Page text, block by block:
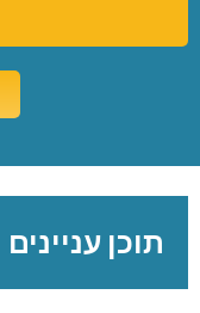
תוכן עניינים